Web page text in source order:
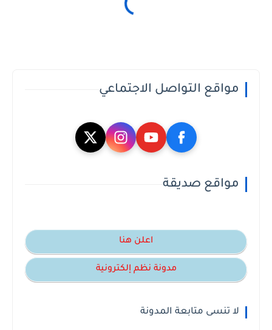
مواقع التواصل الاجتماعي
مواقع صديقة
اعلن هنا
مدونة نظم إلكترونية
لا تنسى متابعة المدونة